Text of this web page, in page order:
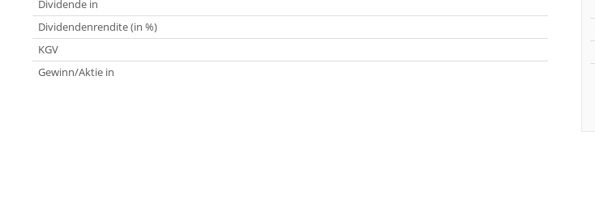
Dividende in
Dividendenrendite (in %)
KGV
Gewinn/Aktie in